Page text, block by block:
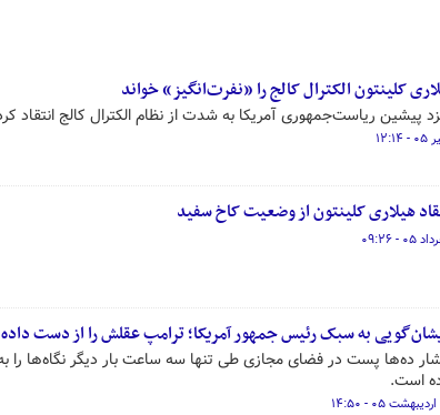
کلینتون الکترال کالج را «نفرت‌انگیز» خواند
پیشین ریاست‌جمهوری آمریکا به شدت از نظام الکترال کالج انتقاد
هیلاری کلینتون از وضعیت کاخ سفید
به سبک رئیس جمهور آمریکا؛ ترامپ عقلش را از دست
ده‌ها پست در فضای مجازی طی تنها سه ساعت بار دیگر نگاه‌ها
است.